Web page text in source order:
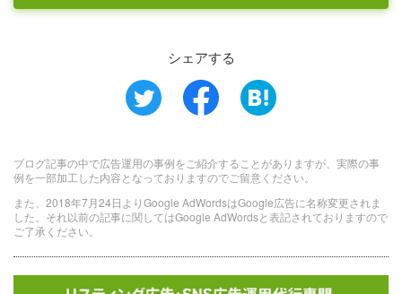
シェアする
ブログ記事の中で広告運用の事例をご紹介することがありますが、実際の事
例を一部加工した内容となっておりますのでご留意ください。
また、2018年7月24日よりGoogle AdWordsはGoogle広告に名称変更されま
した。それ以前の記事に関してはGoogle AdWordsと表記されておりますので
ご了承ください。